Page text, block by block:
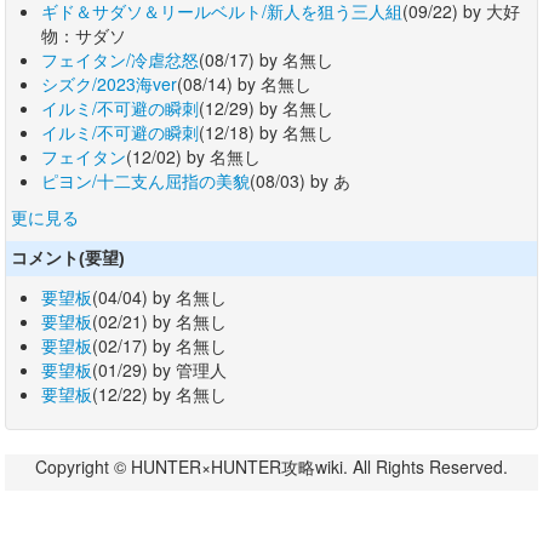
ギド＆サダソ＆リールベルト/新人を狙う三人組(09/22) by 大好
物：サダソ
フェイタン/冷虐忿怒(08/17) by 名無し
シズク/2023海ver(08/14) by 名無し
イルミ/不可避の瞬刺(12/29) by 名無し
イルミ/不可避の瞬刺(12/18) by 名無し
フェイタン(12/02) by 名無し
ピヨン/十二支ん屈指の美貌(08/03) by あ
更に見る
コメント(要望)
要望板(04/04) by 名無し
要望板(02/21) by 名無し
要望板(02/17) by 名無し
要望板(01/29) by 管理人
要望板(12/22) by 名無し
Copyright © HUNTER×HUNTER攻略wiki. All Rights Reserved.